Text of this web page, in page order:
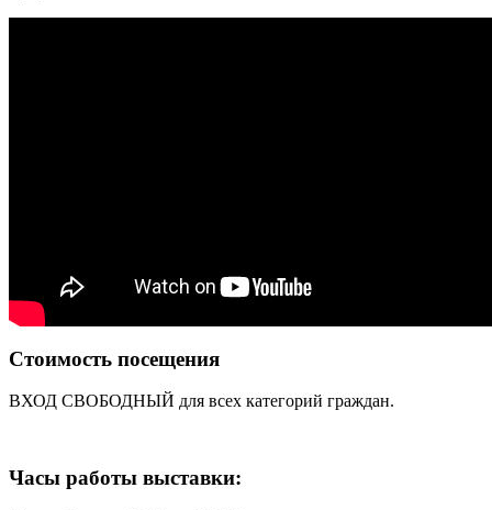
Стоимость посещения
ВХОД СВОБОДНЫЙ для всех категорий граждан.
Часы работы выставки: